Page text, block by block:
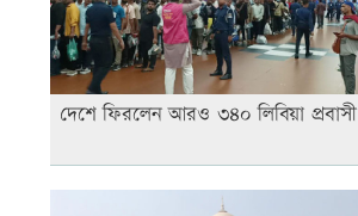
দেশে ফিরলেন আরও ৩৪০ লিবিয়া প্রবাসী